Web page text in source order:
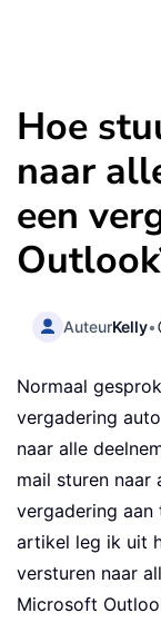
Hoe
naar
een
AuteurKelly•
Normaal
vergadering
naar alle
mail sturen naar
vergadering aan
artikel leg ik uit
versturen naar
Microsoft